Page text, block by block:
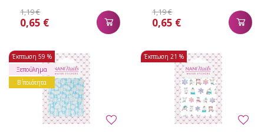
1,19 €
0,65 €
1,19 €
0,65 €
Έκπτωση 59 %
Ξεπούλημα
Β΄ ποιότητα
Έκπτωση 21 %